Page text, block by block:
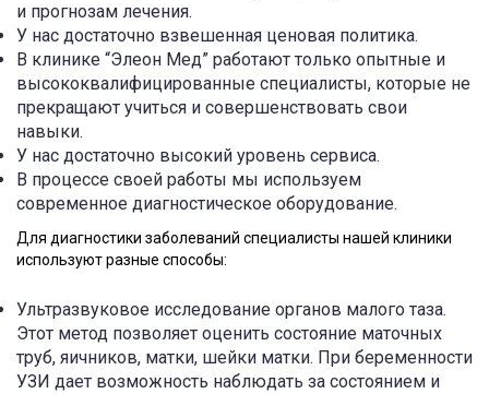
и прогнозам лечения.
У нас достаточно взвешенная ценовая политика.
В клинике “Элеон Мед” работают только опытные и
высококвалифицированные специалисты, которые не
прекращают учиться и совершенствовать свои
навыки.
У нас достаточно высокий уровень сервиса.
В процессе своей работы мы используем
современное диагностическое оборудование.
Для диагностики заболеваний специалисты нашей клиники
используют разные способы:
Ультразвуковое исследование органов малого таза.
Этот метод позволяет оценить состояние маточных
труб, яичников, матки, шейки матки. При беременности
УЗИ дает возможность наблюдать за состоянием и